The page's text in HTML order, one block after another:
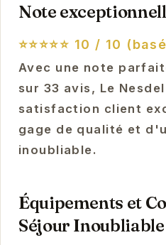
Note
⭐⭐⭐⭐⭐ 10 / 10
Avec une note
sur 33 avis, Le
satisfaction client
gage de qualité et
inoubliable.
Équipements et
Séjour Inoubliable